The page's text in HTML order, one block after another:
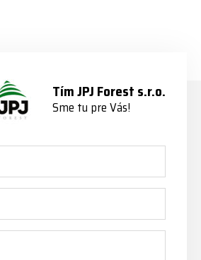
Tím JPJ Forest s.r.o.
Sme tu pre Vás!